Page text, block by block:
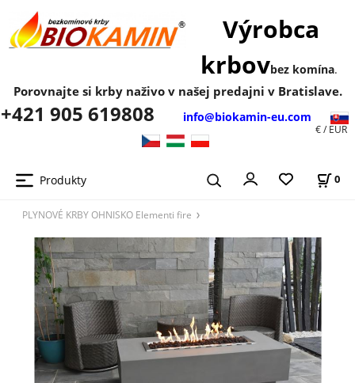
Výrobca
krbovbez komína.
Porovnajte si krby naživo v našej predajni v Bratislave.
+421 905 619808 info@biokamin-eu.com
Produkty 0
€ / EUR
PLYNOVÉ KRBY OHNISKO Elementi fire